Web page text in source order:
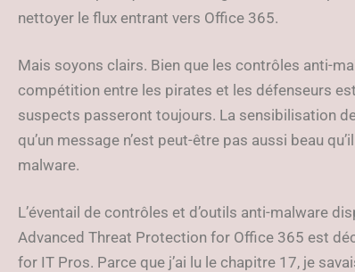
nettoyer le flux entrant vers Office 365.
Mais soyons clairs. Bien que les contrôles anti-
compétition entre les pirates et les défenseurs
suspects passeront toujours. La sensibilisation
qu’un message n’est peut-être pas aussi beau
malware.
L’éventail de contrôles et d’outils anti-malware
Advanced Threat Protection for Office 365 est
for IT Pros. Parce que j’ai lu le chapitre 17, je